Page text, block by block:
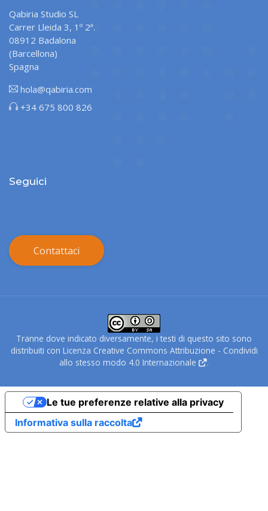
Qabiria Studio SL
Carrer Lleida 3, 1º 2ª.
08912 Badalona
(Barcellona)
Spagna
hola@qabiria.com
+34 675 800 826
Seguici
Contattaci
Tranne dove indicato diversamente, i testi di questo sito sono
distribuiti con Licenza Creative Commons Attribuzione - Condividi
allo stesso modo 4.0 Internazionale
.
Informativa sulla raccolta
Le tue preferenze relative alla privacy